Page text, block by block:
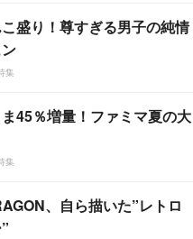
盛り！尊すぎる男子の純情
集
45％増量！ファミマ夏の大
集
、自ら描いた”レトロ